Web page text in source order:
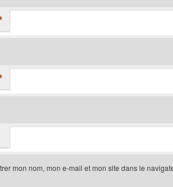
mon nom, mon e-mail et mon site dans le